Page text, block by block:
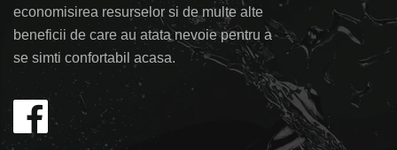
economisirea resurselor si de multe alte
beneficii de care au atata nevoie pentru a
se simti confortabil acasa.